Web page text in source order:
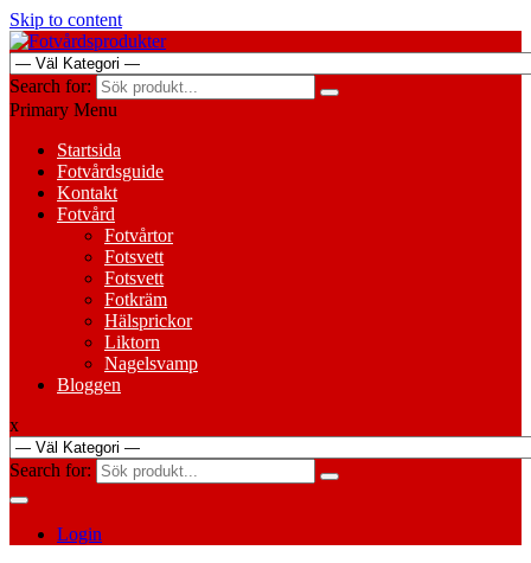
Skip to content
Search for:
Primary Menu
Startsida
Fotvårdsguide
Kontakt
Fotvård
Fotvårtor
Fotsvett
Fotsvett
Fotkräm
Hälsprickor
Liktorn
Nagelsvamp
Bloggen
x
Search for:
Login